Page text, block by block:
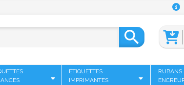

ÉTIQUETTES
IMPRIMANTES
RUBANS